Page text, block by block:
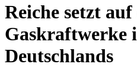
Reiche setzt auf
Gaskraftwerke
Deutschlands